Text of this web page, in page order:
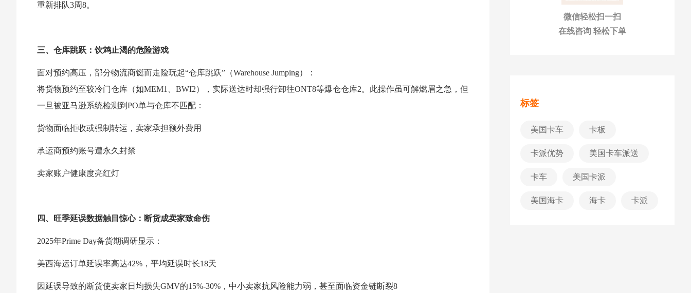
重新排队3周8。
三、仓库跳跃：饮鸩止渴的危险游戏
面对预约高压，部分物流商铤而走险玩起“仓库跳跃”（Warehouse Jumping）：
将货物预约至较冷门仓库（如MEM1、BWI2），实际送达时却强行卸往ONT8等爆仓仓库2。此操作虽可解燃眉之急，但
一旦被亚马逊系统检测到PO单与仓库不匹配：
货物面临拒收或强制转运，卖家承担额外费用
承运商预约账号遭永久封禁
卖家账户健康度亮红灯
四、旺季延误数据触目惊心：断货成卖家致命伤
2025年Prime Day备货期调研显示：
美西海运订单延误率高达42%，平均延误时长18天
因延误导致的断货使卖家日均损失GMV的15%-30%，中小卖家抗风险能力弱，甚至面临资金链断裂8
微信轻松扫一扫
在线咨询 轻松下单
标签
美国卡车 卡板
卡派优势 美国卡车派送
卡车 美国卡派
美国海卡 海卡 卡派